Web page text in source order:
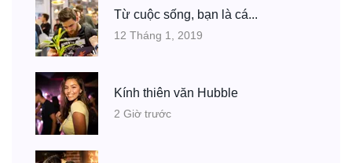
Từ cuộc sống, bạn là cá...
12 Tháng 1, 2019
Kính thiên văn Hubble
2 Giờ trước